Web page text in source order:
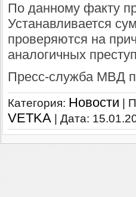
По данному факту
Устанавливается
проверяются на
аналогичных
Пресс-служба МВД
Категория: Новости |
VETKA | Дата: